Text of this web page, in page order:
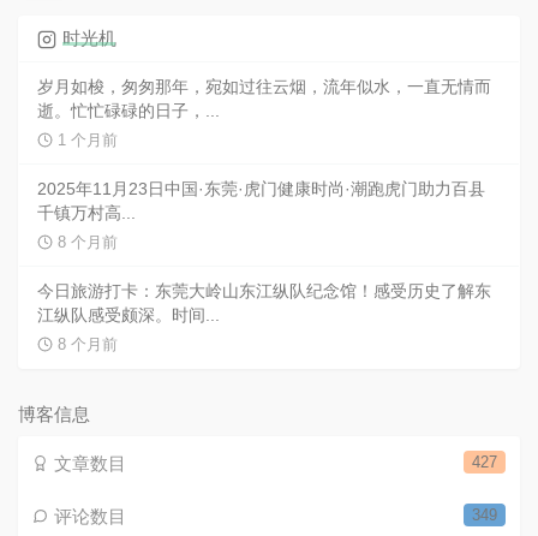
数:
时光机
岁月如梭，匆匆那年，宛如过往云烟，流年似水，一直无情而
逝。忙忙碌碌的日子，...
1 个月前
2025年11月23日中国·东莞·虎门健康时尚·潮跑虎门助力百县
千镇万村高...
8 个月前
今日旅游打卡：东莞大岭山东江纵队纪念馆！感受历史了解东
江纵队感受颇深。时间...
8 个月前
博客信息
427
文章数目
349
评论数目